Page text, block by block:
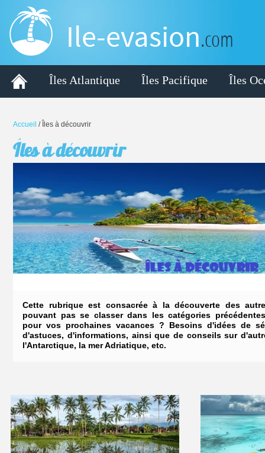
Ile-evasion.com
Îles Atlantique Îles Pacifique Îles
Accueil / Îles à découvrir
Îles à découvrir
Cette rubrique est consacrée à la découverte des
pouvant pas se classer dans les catégories
pour vos prochaines vacances ? Besoins d'idées de
d'astuces, d'informations, ainsi que de conseils sur
l'Antarctique, la mer Adriatique, etc.